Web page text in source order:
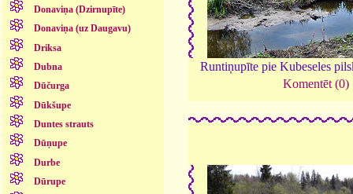
Donaviņa (Dzirnupīte)
Donaviņa (uz Daugavu)
Driksa
Dubna
Dūčurga
Dūkšupe
Duntes strauts
Dūņupe
Durbe
Dūrupe
Runtiņupīte pie Kubeseles
Komentēt (0)